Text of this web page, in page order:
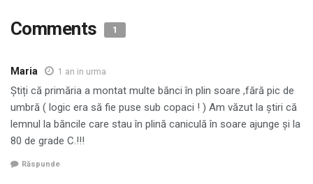
Comments 1
Maria 1 an in urma
Știți că primăria a montat multe bănci în plin soare ,fără pic de
umbră ( logic era să fie puse sub copaci ! ) Am văzut la știri că
lemnul la băncile care stau în plină caniculă în soare ajunge și la
80 de grade C.!!!
Răspunde